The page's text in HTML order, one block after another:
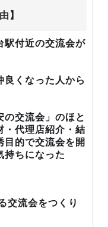
】
駅付近の交流会が
良くなった人から
の交流会」のほと
・代理店紹介・結
的で交流会を開
持ちになった
交流会をつくり